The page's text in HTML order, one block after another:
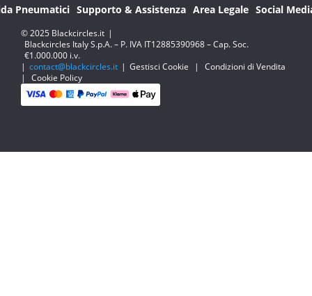
Pneumatici Supporto & Assistenza Area Legale Social
© 2025 Blackcircles.it |
Blackcircles Italy S.p.A. – P. IVA IT12885390968 – Cap. Soc.
€1.000.000 i.v.
| contact@blackcircles.it | Gestisci Cookie |
Condizioni di Vendita
|
Cookie Policy